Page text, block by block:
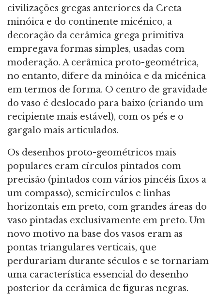
civilizações gregas anteriores da Creta
minóica e do continente micénico, a
decoração da cerâmica grega primitiva
empregava formas simples, usadas com
moderação. A cerâmica proto-geométrica,
no entanto, difere da minóica e da micénica
em termos de forma. O centro de gravidade
do vaso é deslocado para baixo (criando um
recipiente mais estável), com os pés e o
gargalo mais articulados.
Os desenhos proto-geométricos mais
populares eram círculos pintados com
precisão (pintados com vários pincéis fixos a
um compasso), semicírculos e linhas
horizontais em preto, com grandes áreas do
vaso pintadas exclusivamente em preto. Um
novo motivo na base dos vasos eram as
pontas triangulares verticais, que
perdurariam durante séculos e se tornariam
uma característica essencial do desenho
posterior da cerâmica de figuras negras.